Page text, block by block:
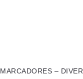
MARCADORES –